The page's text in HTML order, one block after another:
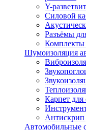
Y-
Силовой
Разъёмы
Комплекты
Шумоизоляция
Карпет
Антискрип
Автомобильные